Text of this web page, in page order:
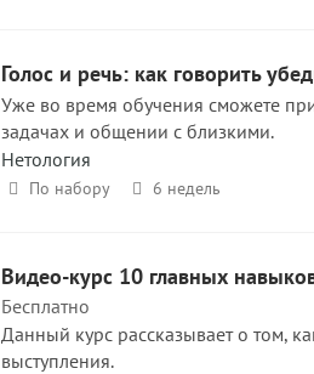
Голос и речь: как говорить
Уже во время обучения сможете
задачах и общении с близкими.
Нетология
По набору 6 недель
Видео-курс 10 главных
Бесплатно
Данный курс рассказывает о том,
выступления.